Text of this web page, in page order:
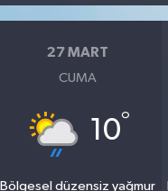
27 MART
CUMA
10°
Bölgesel düzensiz yağmur